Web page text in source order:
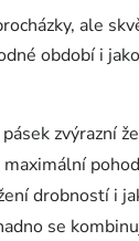
ale
období i
zvýrazní
drobností i
se